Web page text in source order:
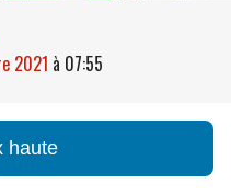
2021 à 07:55
haute